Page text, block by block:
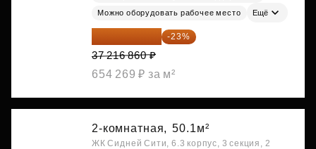
Можно оборудовать рабочее место Ещё
28 656 982 ₽ -23%
37 216 860 ₽
654 269 ₽ за м²
2-комнатная, 50.1м²
ЖК Сидней Сити, 6.3 корпус, 3 секция, 2